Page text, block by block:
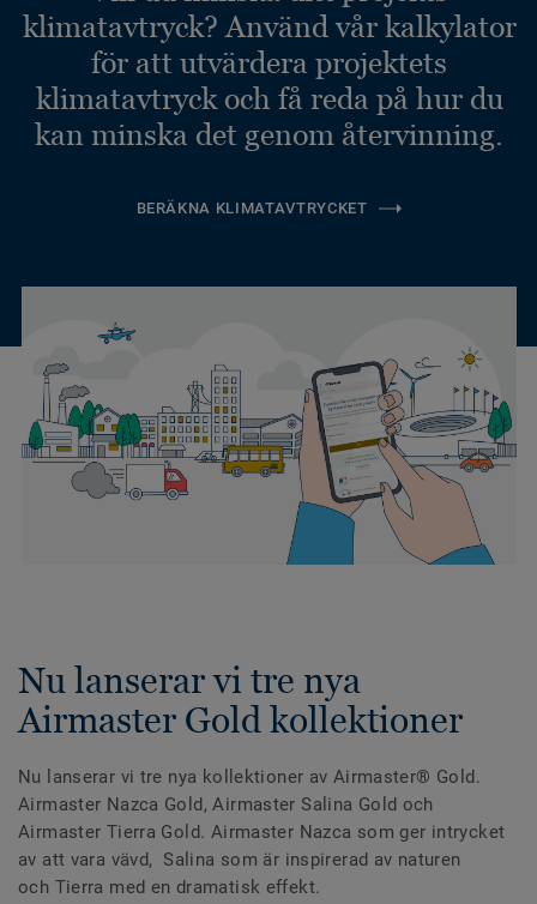
klimatavtryck? Använd vår kalkylator
för att utvärdera projektets
klimatavtryck och få reda på hur du
kan minska det genom återvinning.
BERÄKNA KLIMATAVTRYCKET
Nu lanserar vi tre nya
Airmaster Gold kollektioner
Nu lanserar vi tre nya kollektioner av Airmaster® Gold.
Airmaster Nazca Gold, Airmaster Salina Gold och
Airmaster Tierra Gold. Airmaster Nazca som ger intrycket
av att vara vävd, Salina som är inspirerad av naturen
och Tierra med en dramatisk effekt.